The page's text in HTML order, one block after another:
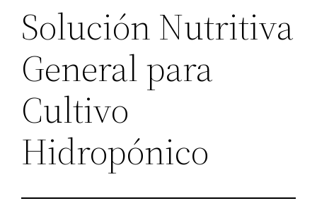
Solución Nutritiva
General para
Cultivo
Hidropónico